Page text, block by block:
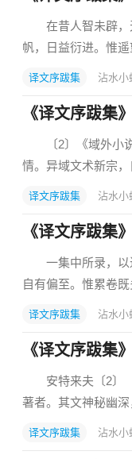
在昔人智未辟，天
帆，日益衍进。惟
译文序跋集 沾水小
《译文序跋集
〔2〕《域外小说
情。异域文术新宗
译文序跋集 沾水小
《译文序跋集
一集中所录，以近
自有偏至。惟累卷
译文序跋集 沾水小
《译文序跋集
安特来夫〔2〕
著者。其文神秘幽
译文序跋集 沾水小